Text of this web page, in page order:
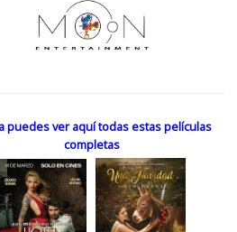
puedes ver aquí todas estas películas
completas